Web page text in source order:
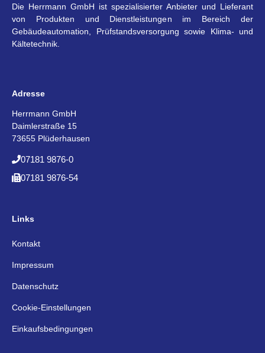
Die Herrmann GmbH ist spezialisierter Anbieter und Lieferant
von Produkten und Dienstleistungen im Bereich der
Gebäudeautomation, Prüfstandsversorgung sowie Klima- und
Kältetechnik.
Adresse
Herrmann GmbH
Daimlerstraße 15
73655 Plüderhausen
07181 9876-0
07181 9876-54
Links
Kontakt
Impressum
Datenschutz
Cookie-Einstellungen
Einkaufsbedingungen